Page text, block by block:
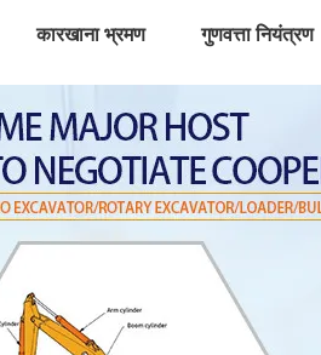
कारखाना भ्रमण गुणवत्ता नियंत्रण